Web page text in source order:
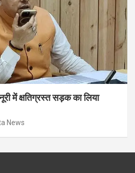
में क्षतिग्रस्त सड़क का लिया
News